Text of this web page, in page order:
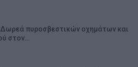
πυροσβεστικών οχημάτων και
στον…